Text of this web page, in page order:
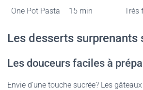
One Pot Pasta 15 min Très
Les desserts surprenants
Les douceurs faciles à
Envie d’une touche sucrée? Les